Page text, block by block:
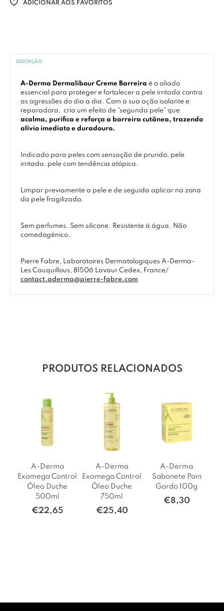
ADICIONAR AOS FAVORITOS
DESCRIÇÃO
A-Derma Dermalibour Creme Barreira é o aliado
essencial para proteger e fortalecer a pele irritada contra
as agressões do dia a dia. Com a sua ação isolante e
reparadora, cria um efeito de “segunda pele” que
acalma, purifica e reforça a barreira cutânea, trazendo
alívio imediato e duradouro.
Indicado para peles com sensação de prurido, pele
irritada, pele com tendência atópica.
Limpar previamente a pele e de seguida aplicar na zona
da pele fragilizada.
Sem perfumes. Sem silicone. Resistente à água. Não
comedogénico.
Pierre Fabre, Laboratoires Dermatologiques A-Derma-
Les Cauquillous, 81506 Lavaur Cedex, France/
contact.aderma@pierre-fabre.com
PRODUTOS RELACIONADOS
A-Derma
Exomega Control
Óleo Duche
500ml
€22,65
A-Derma
Exomega Control
Óleo Duche
750ml
€25,40
A-Derma
Sabonete Pain
Gordo 100g
€8,30